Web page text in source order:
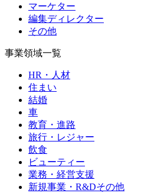
マーケター
編集ディレクター
その他
事業領域一覧
HR・人材
住まい
結婚
車
教育・進路
旅行・レジャー
飲食
ビューティー
業務・経営支援
新規事業・R&Dその他